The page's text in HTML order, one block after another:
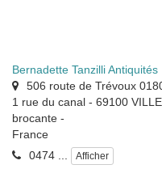
Bernadette Tanzilli Antiquités
506 route de Trévoux
1 rue du canal - 69100
brocante -
France
0474 ...
Afficher